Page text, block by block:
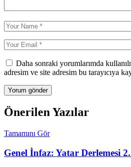
Daha sonraki yorumlarımda
adresim ve site adresim bu tarayıcıya
Önerilen Yazılar
Tamamını Gör
Genel İnfaz: Yatar Derlemesi